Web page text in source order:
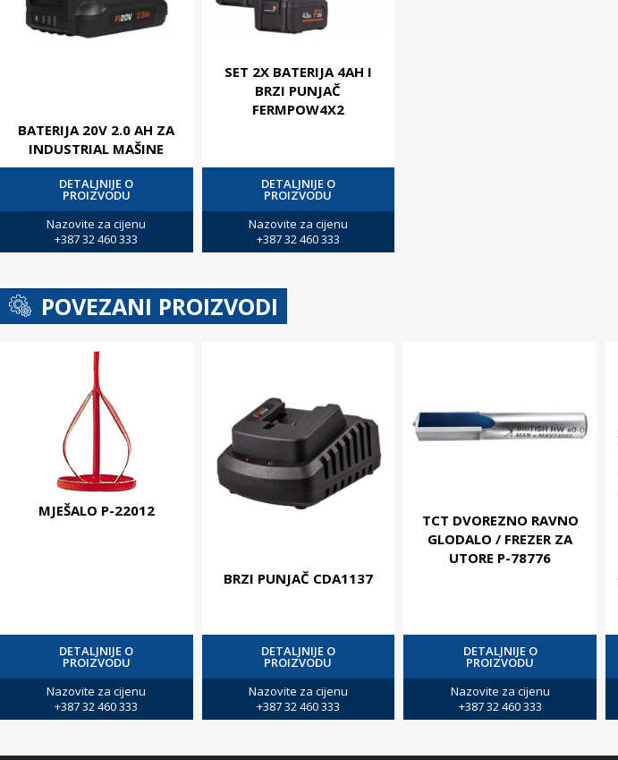
BATERIJA 20V 2.0 AH ZA
INDUSTRIAL MAŠINE
DETALJNIJE O
PROIZVODU
Nazovite za cijenu
+387 32 460 333
SET 2X BATERIJA 4AH I
BRZI PUNJAČ
FERMPOW4X2
DETALJNIJE O
PROIZVODU
Nazovite za cijenu
+387 32 460 333
POVEZANI PROIZVODI
MJEŠALO P-22012
DETALJNIJE O
PROIZVODU
Nazovite za cijenu
+387 32 460 333
BRZI PUNJAČ CDA1137
DETALJNIJE O
PROIZVODU
Nazovite za cijenu
+387 32 460 333
TCT DVOREZNO RAVNO
GLODALO / FREZER ZA
UTORE P-78776
DETALJNIJE O
PROIZVODU
Nazovite za cijenu
+387 32 460 333